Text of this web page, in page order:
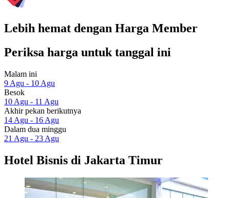
Lebih hemat dengan Harga Member
Periksa harga untuk tanggal ini
Malam ini
9 Agu - 10 Agu
Besok
10 Agu - 11 Agu
Akhir pekan berikutnya
14 Agu - 16 Agu
Dalam dua minggu
21 Agu - 23 Agu
Hotel Bisnis di Jakarta Timur